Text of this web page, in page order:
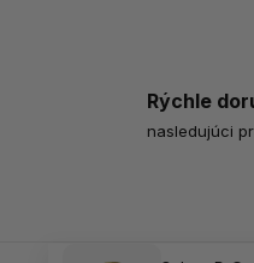
Rýchle
nasledujúci